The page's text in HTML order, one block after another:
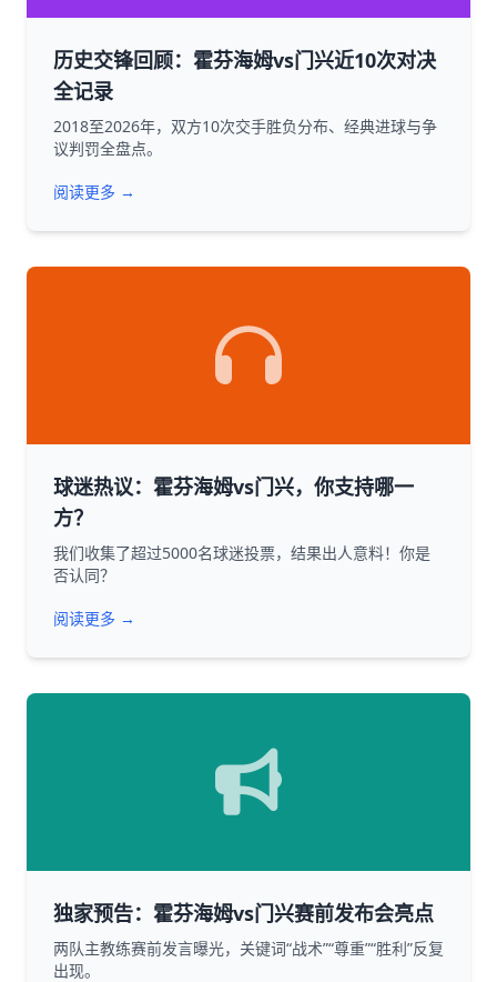
历史交锋回顾：霍芬海姆vs门兴近10次对决
全记录
2018至2026年，双方10次交手胜负分布、经典进球与争
议判罚全盘点。
阅读更多 →
球迷热议：霍芬海姆vs门兴，你支持哪一
方？
我们收集了超过5000名球迷投票，结果出人意料！你是
否认同？
阅读更多 →
独家预告：霍芬海姆vs门兴赛前发布会亮点
两队主教练赛前发言曝光，关键词“战术”“尊重”“胜利”反复
出现。